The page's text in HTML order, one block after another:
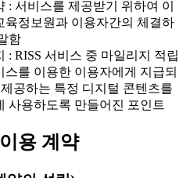
서비스를 제공받기 위하여 이
육정보원과 이용자간의 체결하
함
RISS 서비스 중 마일리지 적립
스를 이용한 이용자에게 지급되
제공하는 특정 디지털 콘텐츠를
사용하도록 만들어진 포인트
용 계약